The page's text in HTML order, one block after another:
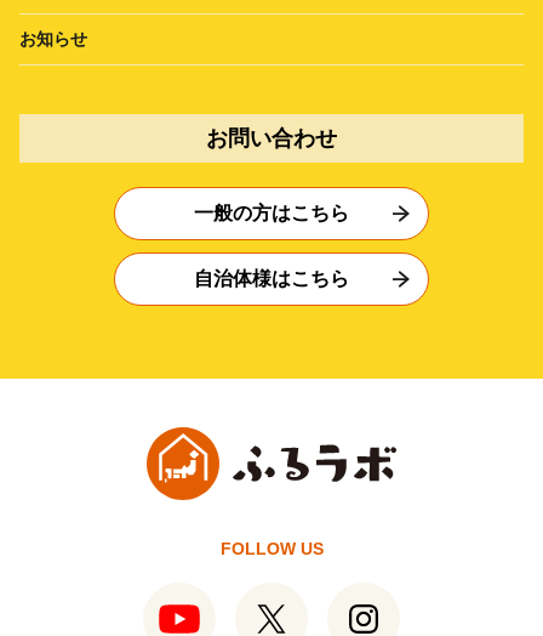
お知らせ
お問い合わせ
一般の方はこちら
自治体様はこちら
FOLLOW US